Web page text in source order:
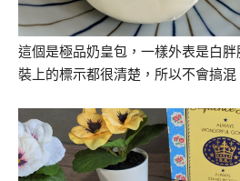
這個是極品奶皇包，一樣外表是白
裝上的標示都很清楚，所以不會搞混